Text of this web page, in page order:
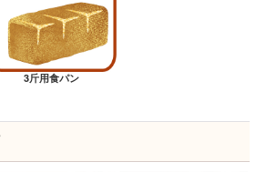
3斤用食パン